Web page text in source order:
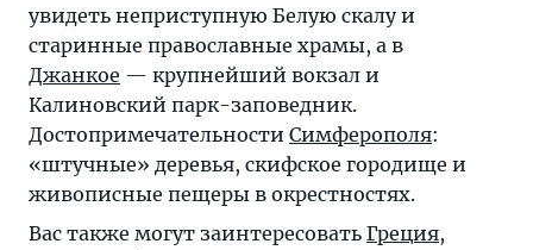
увидеть неприступную Белую скалу и
старинные православные храмы, а в
Джанкое — крупнейший вокзал и
Калиновский парк-заповедник.
Достопримечательности Симферополя:
«штучные» деревья, скифское городище и
живописные пещеры в окрестностях.
Вас также могут заинтересовать Греция,